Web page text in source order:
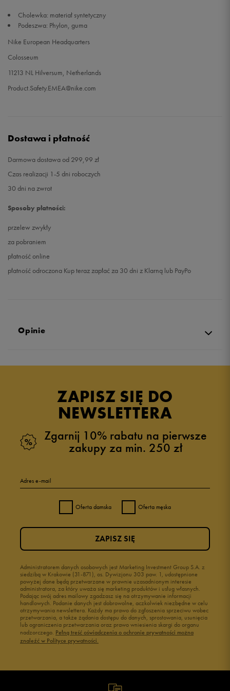
Cholewka: materiał syntetyczny
Podeszwa: Phylon, guma
Nike European Headquarters
Colosseum
11213 NL Hilversum, Netherlands
Product.Safety.EMEA@nike.com
Dostawa i płatność
Darmowa dostawa od 299,99 zł
Czas realizacji 1-5 dni roboczych
30 dni na zwrot
Sposoby płatności:
przelew zwykły
za pobraniem
płatność online
płatność odroczona Kup teraz zapłać za 30 dni z Klarną lub PayPo
Opinie
ZAPISZ SIĘ DO
NEWSLETTERA
Zgarnij 10% rabatu na pierwsze
zakupy za min. 250 zł
Adres e-mail
Oferta damska Oferta męska
Administratorem danych osobowych jest Marketing Investment Group S.A. z
siedzibą w Krakowie (31-871), os. Dywizjonu 303 paw. 1, udostępnione
powyżej dane będą przetwarzane w prawnie uzasadnionym interesie
administratora, za który uważa się marketing produktów i usług własnych.
Podając swój adres mailowy zgadzasz się na otrzymywanie informacji
handlowych. Podanie danych jest dobrowolne, aczkolwiek niezbędne w celu
otrzymywania newslettera. Każdy ma prawo do zgłoszenia sprzeciwu wobec
przetwarzania, a także żądania dostępu do danych, sprostowania, usunięcia
lub ograniczenia przetwarzania oraz prawo wniesienia skargi do organu
nadzorczego. Pełną treść oświadczenia o ochronie prywatności można
znaleźć w Polityce prywatności.
ZAPISZ SIĘ